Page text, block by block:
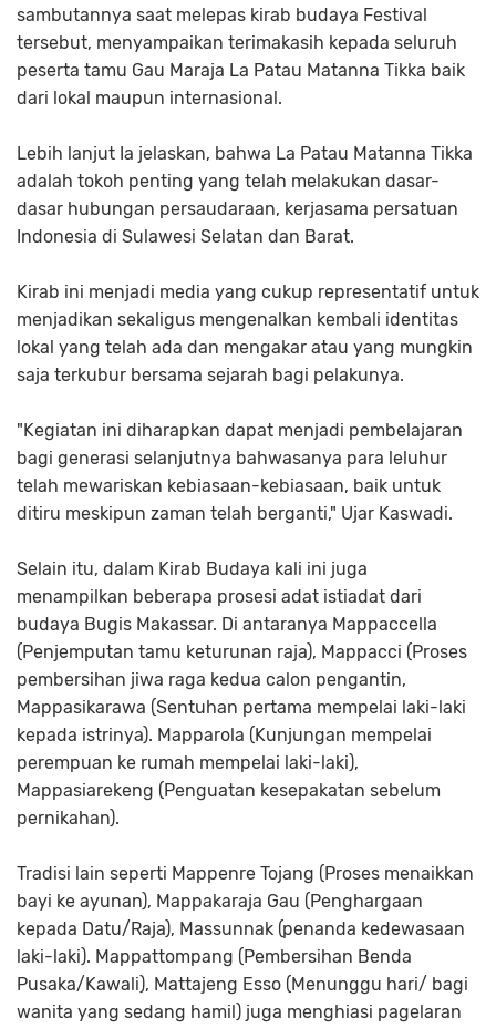
sambutannya saat melepas kirab budaya Festival
tersebut, menyampaikan terimakasih kepada seluruh
peserta tamu Gau Maraja La Patau Matanna Tikka baik
dari lokal maupun internasional.
Lebih lanjut Ia jelaskan, bahwa La Patau Matanna Tikka
adalah tokoh penting yang telah melakukan dasar-
dasar hubungan persaudaraan, kerjasama persatuan
Indonesia di Sulawesi Selatan dan Barat.
Kirab ini menjadi media yang cukup representatif untuk
menjadikan sekaligus mengenalkan kembali identitas
lokal yang telah ada dan mengakar atau yang mungkin
saja terkubur bersama sejarah bagi pelakunya.
"Kegiatan ini diharapkan dapat menjadi pembelajaran
bagi generasi selanjutnya bahwasanya para leluhur
telah mewariskan kebiasaan-kebiasaan, baik untuk
ditiru meskipun zaman telah berganti," Ujar Kaswadi.
Selain itu, dalam Kirab Budaya kali ini juga
menampilkan beberapa prosesi adat istiadat dari
budaya Bugis Makassar. Di antaranya Mappaccella
(Penjemputan tamu keturunan raja), Mappacci (Proses
pembersihan jiwa raga kedua calon pengantin,
Mappasikarawa (Sentuhan pertama mempelai laki-laki
kepada istrinya). Mapparola (Kunjungan mempelai
perempuan ke rumah mempelai laki-laki),
Mappasiarekeng (Penguatan kesepakatan sebelum
pernikahan).
Tradisi lain seperti Mappenre Tojang (Proses menaikkan
bayi ke ayunan), Mappakaraja Gau (Penghargaan
kepada Datu/Raja), Massunnak (penanda kedewasaan
laki-laki). Mappattompang (Pembersihan Benda
Pusaka/Kawali), Mattajeng Esso (Menunggu hari/ bagi
wanita yang sedang hamil) juga menghiasi pagelaran